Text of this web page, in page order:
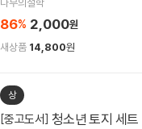
86% 2,000원
새상품 14,800원
상
[중고도서] 청소년 토지 세트